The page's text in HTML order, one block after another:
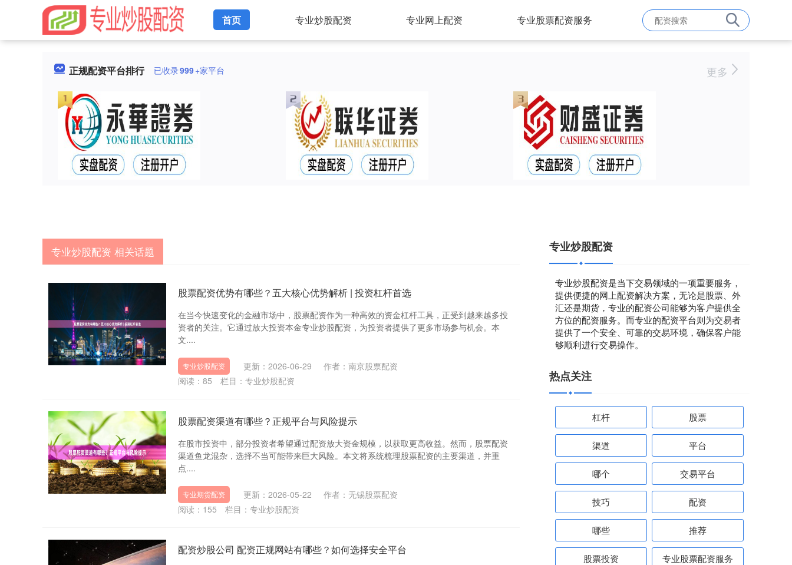
首页 专业炒股配资 专业网上配资 专业股票配资服务
正规配资平台排行 已收录999+家平台 更多
专业炒股配资 相关话题
股票配资优势有哪些？五大核心优势解析 | 投资杠杆首选
在当今快速变化的金融市场中，股票配资作为一种高效的资金杠杆工具，正受到越来越多投
资者的关注。它通过放大投资本金专业炒股配资，为投资者提供了更多市场参与机会。本
文....
专业炒股配资 更新：2026-06-29
作者：南京股票配资
阅读： 85 栏目： 专业炒股配资
股票配资渠道有哪些？正规平台与风险提示
在股市投资中，部分投资者希望通过配资放大资金规模，以获取更高收益。然而，股票配资
渠道鱼龙混杂，选择不当可能带来巨大风险。本文将系统梳理股票配资的主要渠道，并重
点....
专业期货配资 更新：2026-05-22
作者：无锡股票配资
阅读： 155 栏目： 专业炒股配资
配资炒股公司 配资正规网站有哪些？如何选择安全平台
专业炒股配资
专业炒股配资是当下交易领域的一项重要服务，
提供便捷的网上配资解决方案，无论是股票、外
汇还是期货，专业的配资公司能够为客户提供全
方位的配资服务。而专业的配资平台则为交易者
提供了一个安全、可靠的交易环境，确保客户能
够顺利进行交易操作。
热点关注
杠杆 股票
渠道 平台
哪个 交易平台
技巧 配资
哪些 推荐
股票投资 专业股票配资服务